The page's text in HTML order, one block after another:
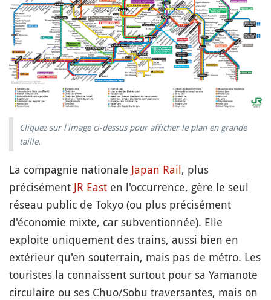
Cliquez sur l'image ci-dessus pour afficher le plan en grande
taille.
La compagnie nationale Japan Rail, plus
précisément JR East en l'occurrence, gère le seul
réseau public de Tokyo (ou plus précisément
d'économie mixte, car subventionnée). Elle
exploite uniquement des trains, aussi bien en
extérieur qu'en souterrain, mais pas de métro. Les
touristes la connaissent surtout pour sa Yamanote
circulaire ou ses Chuo/Sobu traversantes, mais on